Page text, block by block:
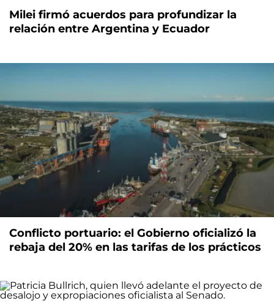
Milei firmó acuerdos para profundizar la
relación entre Argentina y Ecuador
Conflicto portuario: el Gobierno oficializó la
rebaja del 20% en las tarifas de los prácticos